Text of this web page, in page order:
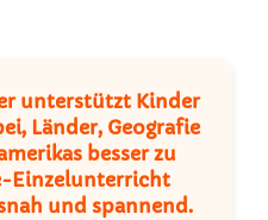
unterstützt Kinder
Länder, Geografie
besser zu
Einzelunterricht
und spannend.